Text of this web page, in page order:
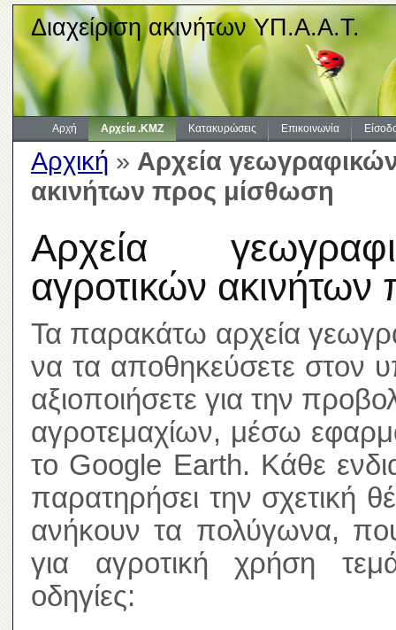
Διαχείριση ακινήτων ΥΠ.Α.Α.Τ.
Αρχή Αρχεία .KMZ Κατακυρώσεις Επικοινωνία
Αρχική » Αρχεία
ακινήτων προς μίσθωση
Αρχεία
αγροτικών
Τα παρακάτω αρχεία
να τα αποθηκεύσετε στον
αξιοποιήσετε για την
αγροτεμαχίων, μέσω
το Google Earth. Κάθε
παρατηρήσει την σχετική
ανήκουν τα πολύγωνα,
για αγροτική χρήση
οδηγίες: